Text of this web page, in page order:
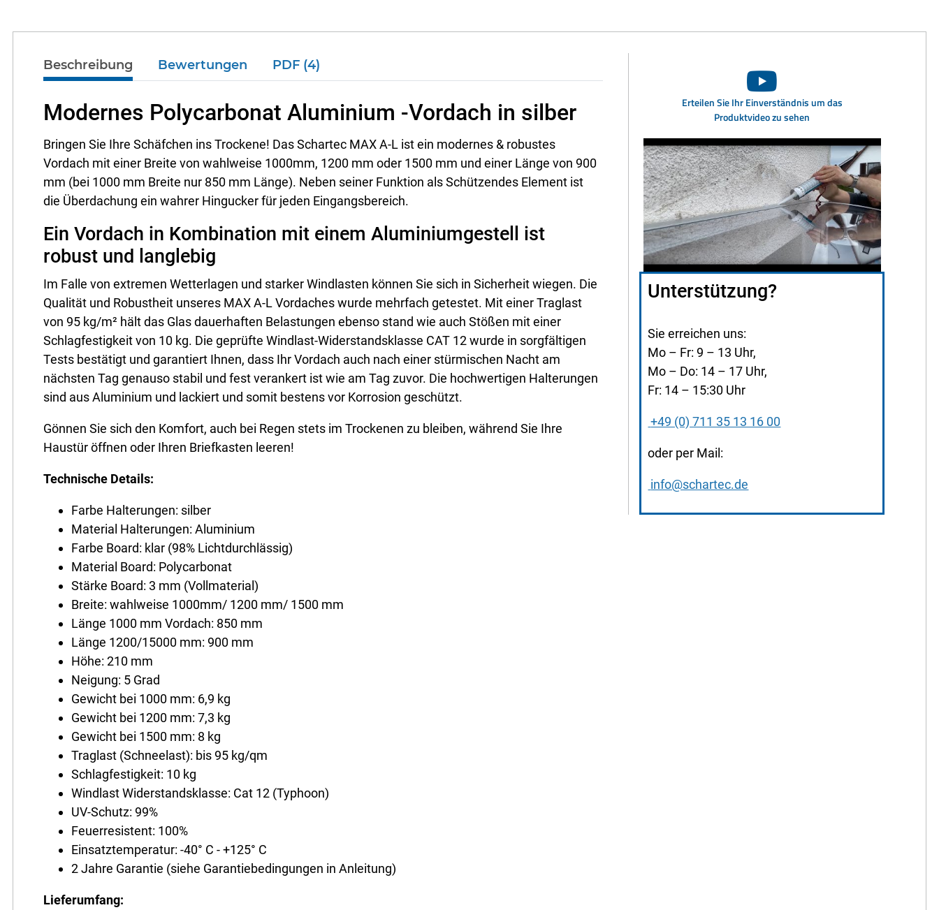
Beschreibung Bewertungen PDF (4)
Modernes Polycarbonat Aluminium -Vordach in silber
Bringen Sie Ihre Schäfchen ins Trockene! Das Schartec MAX A-L ist ein modernes & robustes
Vordach mit einer Breite von wahlweise 1000mm, 1200 mm oder 1500 mm und einer Länge von 900
mm (bei 1000 mm Breite nur 850 mm Länge). Neben seiner Funktion als Schützendes Element ist
die Überdachung ein wahrer Hingucker für jeden Eingangsbereich.
Ein Vordach in Kombination mit einem Aluminiumgestell ist
robust und langlebig
Im Falle von extremen Wetterlagen und starker Windlasten können Sie sich in Sicherheit wiegen. Die
Qualität und Robustheit unseres MAX A-L Vordaches wurde mehrfach getestet. Mit einer Traglast
von 95 kg/m² hält das Glas dauerhaften Belastungen ebenso stand wie auch Stößen mit einer
Schlagfestigkeit von 10 kg. Die geprüfte Windlast-Widerstandsklasse CAT 12 wurde in sorgfältigen
Tests bestätigt und garantiert Ihnen, dass Ihr Vordach auch nach einer stürmischen Nacht am
nächsten Tag genauso stabil und fest verankert ist wie am Tag zuvor. Die hochwertigen Halterungen
sind aus Aluminium und lackiert und somit bestens vor Korrosion geschützt.
Gönnen Sie sich den Komfort, auch bei Regen stets im Trockenen zu bleiben, während Sie Ihre
Haustür öffnen oder Ihren Briefkasten leeren!
Technische Details:
Farbe Halterungen: silber
Material Halterungen: Aluminium
Farbe Board: klar (98% Lichtdurchlässig)
Material Board: Polycarbonat
Stärke Board: 3 mm (Vollmaterial)
Breite: wahlweise 1000mm/ 1200 mm/ 1500 mm
Länge 1000 mm Vordach: 850 mm
Länge 1200/15000 mm: 900 mm
Höhe: 210 mm
Neigung: 5 Grad
Gewicht bei 1000 mm: 6,9 kg
Gewicht bei 1200 mm: 7,3 kg
Gewicht bei 1500 mm: 8 kg
Traglast (Schneelast): bis 95 kg/qm
Schlagfestigkeit: 10 kg
Windlast Widerstandsklasse: Cat 12 (Typhoon)
UV-Schutz: 99%
Feuerresistent: 100%
Einsatztemperatur: -40° C - +125° C
2 Jahre Garantie (siehe Garantiebedingungen in Anleitung)
Lieferumfang:
Erteilen Sie Ihr Einverständnis um das
Produktvideo zu sehen
Unterstützung?
Sie erreichen uns:
Mo – Fr: 9 – 13 Uhr,
Mo – Do: 14 – 17 Uhr,
Fr: 14 – 15:30 Uhr
+49 (0) 711 35 13 16 00
oder per Mail:
info@schartec.de